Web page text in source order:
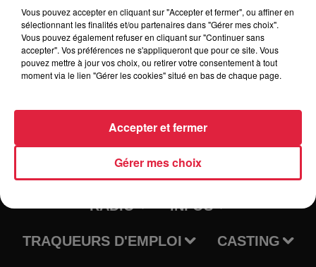
se déroulent actuellement. L'équipe PG TEAM a à coeur de
proposer cet évènement afin d'être solidaire avec tous les
professionnels équins et les cavaliers du Grand Est.
RADIO INFOS
TRAQUEURS D'EMPLOI CASTING
Vous pouvez accepter en cliquant sur "Accepter et fermer", ou affiner en
sélectionnant les finalités et/ou partenaires dans "Gérer mes choix".
Vous pouvez également refuser en cliquant sur "Continuer sans
accepter". Vos préférences ne s'appliqueront que pour ce site. Vous
pouvez mettre à jour vos choix, ou retirer votre consentement à tout
moment via le lien "Gérer les cookies" situé en bas de chaque page.
Gérer mes choix
Accepter et fermer